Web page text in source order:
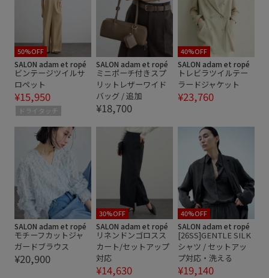
50%OFF
SALON adam et ropé
ビンテージツイルサ
ロペット
¥15,950
ドライタッチ
SALON adam et ropé
ミニポーチ付きスプ
リットレザーワイド
バッグ / 追加
¥18,700
40%OFF
SALON adam et ropé
トレビラツイルテー
ラードジャケット
¥23,760
SALON adam et ropé
モチーフカットジャ
ガードブラウス
¥20,900
30%OFF
SALON adam et ropé
リネンドンゴロスス
カート/セットアップ
対応
¥14,630
40%OFF
SALON adam et ropé
[26SS]GENTLE SILK
シャツ / セットアッ
プ対応・洗える
¥19,140